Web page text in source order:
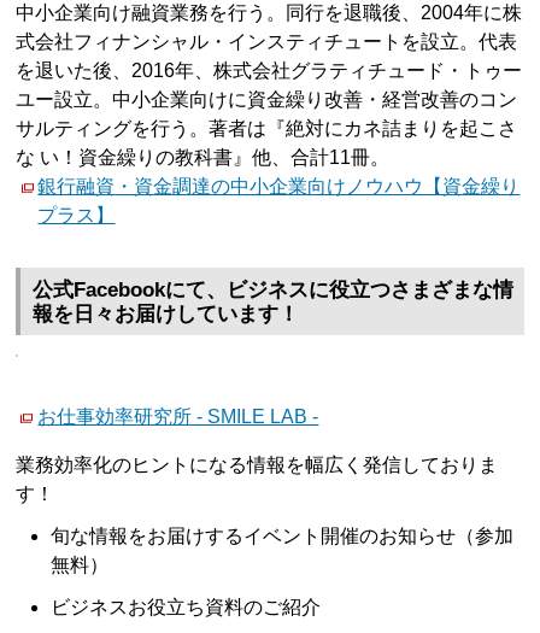
中小企業向け融資業務を行う。同行を退職後、2004年に株
式会社フィナンシャル・インスティチュートを設立。代表
を退いた後、2016年、株式会社グラティチュード・トゥー
ユー設立。中小企業向けに資金繰り改善・経営改善のコン
サルティングを行う。著者は『絶対にカネ詰まりを起こさ
な い！資金繰りの教科書』他、合計11冊。
銀行融資・資金調達の中小企業向けノウハウ【資金繰り
プラス】
公式Facebookにて、ビジネスに役立つさまざまな情
報を日々お届けしています！
お仕事効率研究所 - SMILE LAB -
業務効率化のヒントになる情報を幅広く発信しておりま
す！
旬な情報をお届けするイベント開催のお知らせ（参加
無料）
ビジネスお役立ち資料のご紹介